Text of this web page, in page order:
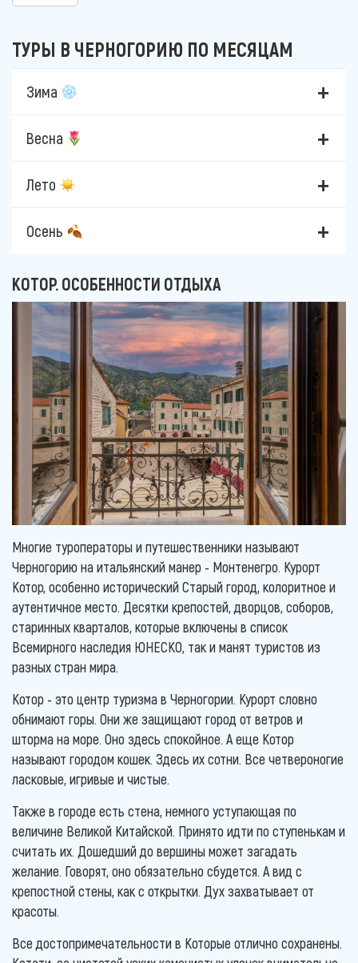
ТУРЫ В ЧЕРНОГОРИЮ ПО МЕСЯЦАМ
Зима
Весна
Лето
Осень
КОТОР. ОСОБЕННОСТИ ОТДЫХА
Многие туроператоры и путешественники называют
Черногорию на итальянский манер - Монтенегро. Курорт
Котор, особенно исторический Старый город, колоритное и
аутентичное место. Десятки крепостей, дворцов, соборов,
старинных кварталов, которые включены в список
Всемирного наследия ЮНЕСКО, так и манят туристов из
разных стран мира.
Котор - это центр туризма в Черногории. Курорт словно
обнимают горы. Они же защищают город от ветров и
шторма на море. Оно здесь спокойное. А еще Котор
называют городом кошек. Здесь их сотни. Все четвероногие
ласковые, игривые и чистые.
Также в городе есть стена, немного уступающая по
величине Великой Китайской. Принято идти по ступенькам и
считать их. Дошедший до вершины может загадать
желание. Говорят, оно обязательно сбудется. А вид с
крепостной стены, как с открытки. Дух захватывает от
красоты.
Все достопримечательности в Которые отлично сохранены.